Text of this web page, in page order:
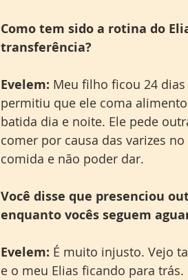
Como tem sido a rotina do
transferência?
Evelem: Meu filho ficou 24
permitiu que ele coma
batida dia e noite. Ele pede
comer por causa das varizes
comida e não poder dar.
Você disse que presenciou
enquanto vocês seguem
Evelem: É muito injusto. Vejo
e o meu Elias ficando para